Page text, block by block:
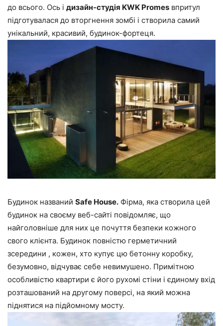
до всього. Ось і дизайн-студія KWK Promes впритул
підготувалася до вторгнення зомбі і створила самий
унікальний, красивий, будинок-фортеця.
Будинок названий Safe House. Фірма, яка створила цей
будинок на своєму веб-сайті повідомляє, що
найголовніше для них це почуття безпеки кожного
свого клієнта. Будинок повністю герметичний
зсередини , кожен, хто купує цю бетонну коробку,
безумовно, відчуває себе невимушено. Примітною
особливістю квартири є його рухомі стіни і єдиному вхід
розташований на другому поверсі, на який можна
піднятися на підйомному мосту.